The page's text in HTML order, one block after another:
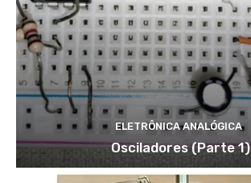
ELETRÔNICA ANALÓGICA
Osciladores (Parte 1)